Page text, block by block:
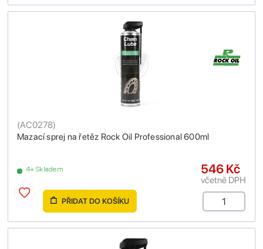
Mazací sprej na řetěz Rock Oil Professional 600ml
(AC0278)
4+ Skladem 546 Kč
včetně DPH
PŘIDAT DO KOŠÍKU